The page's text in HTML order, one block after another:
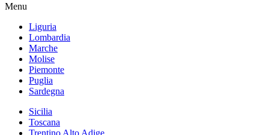
Menu
Liguria
Lombardia
Marche
Molise
Piemonte
Puglia
Sardegna
Sicilia
Toscana
Trentino Alto Adige